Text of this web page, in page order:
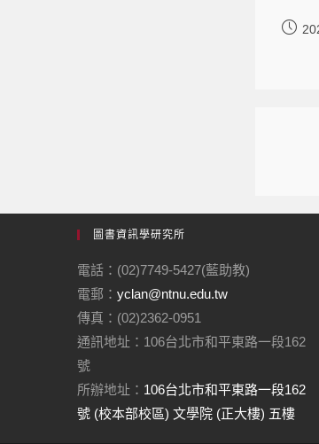
圖書資訊學研究所
電話：(02)7749-5427(藍助教)
電郵： yclan@ntnu.edu.tw
傳真：(02)2362-0951
通訊地址：106台北市和平東路一段162
號
所辦地址： 106台北市和平東路一段162
號 (校本部校區) 文學院 (正大樓) 五樓